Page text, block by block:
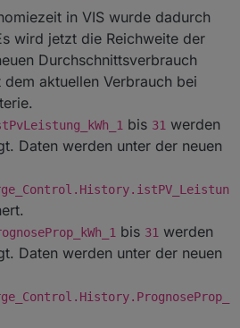
Die LOG-Ausgabe zur
wurde geändert, um mir die Hilfe aus
erleichtern. Es gibt jetzt zwei LOG-
um den
zu logen und
um auch die Werte und
im Logfile auszugeben. Die Objekt ID
entfällt somit.
behoben und Script aufgeräumt,
in VIS wurde dadurch
wird jetzt die Reichweite der
Durchschnittsverbrauch
aktuellen Verbrauch bei
bis 31 werden
Daten werden unter der neuen
bis 31 werden
Daten werden unter der neuen